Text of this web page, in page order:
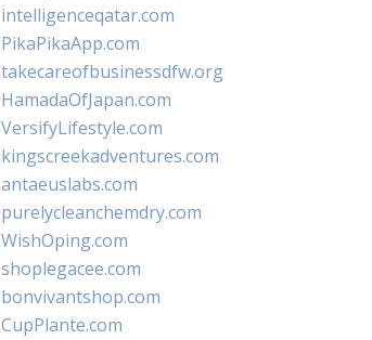
intelligenceqatar.com
PikaPikaApp.com
takecareofbusinessdfw.org
HamadaOfJapan.com
VersifyLifestyle.com
kingscreekadventures.com
antaeuslabs.com
purelycleanchemdry.com
WishOping.com
shoplegacee.com
bonvivantshop.com
CupPlante.com